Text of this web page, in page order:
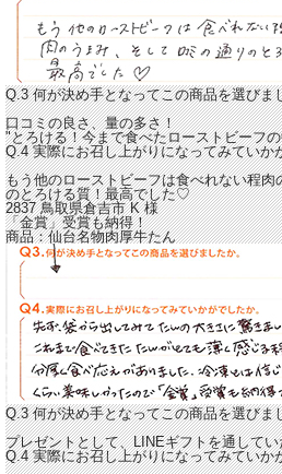
Q.3 何が決め手となってこの商品を選びま
口コミの良さ、量の多さ！
"とろける！今まで食べたローストビーフ
Q.4 実際にお召し上がりになってみていか
もう他のローストビーフは食べれない程肉
のとろける質！最高でした♡
2837 鳥取県倉吉市K様
「金賞」受賞も納得！
商品：仙台名物肉厚牛たん
Q.3 何が決め手となってこの商品を選びま
プレゼントとして、LINEギフトを通して
Q.4 実際にお召し上がりになってみていか